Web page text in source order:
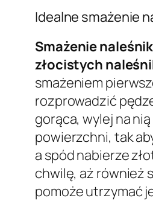
Idealne smażenie
Smażenie
złocistych
smażeniem
rozprowadzić
gorąca, wylej na
powierzchni, tak
a spód nabierze
chwilę, aż również
pomoże utrzymać